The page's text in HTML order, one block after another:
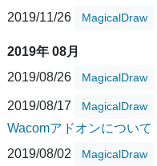
2019/11/26
MagicalDraw
2019年 08月
2019/08/26
MagicalDraw
2019/08/17 MagicalDraw
Wacomアドオンについて
2019/08/02
MagicalDraw